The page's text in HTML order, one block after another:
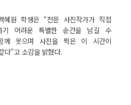
혜원 학생은 “전문 사진작가가 직접
기 어려운 특별한 순간을 남길 수
께 웃으며 사진을 찍은 이 시간이
다”고 소감을 밝혔다.